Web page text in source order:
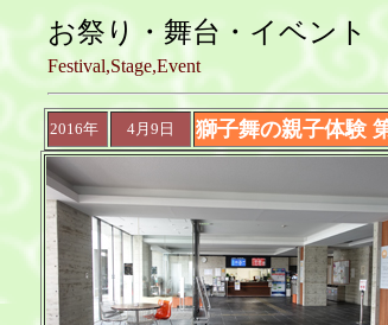
お祭り・舞台・イベント
Festival,Stage,Event
2016年 4月9日 獅子舞の親子体験